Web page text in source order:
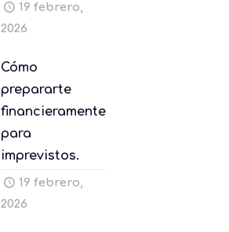
19 febrero,
2026
Cómo
prepararte
financieramente
para
imprevistos.
19 febrero,
2026